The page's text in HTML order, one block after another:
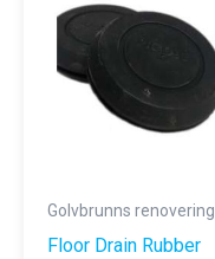
Golvbrunns renovering
Floor Drain Rubber